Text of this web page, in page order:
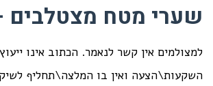
שערי מטח מצטלבים
למצולמים אין קשר לנאמר. הכתוב אינו
השקעות\הצעה ואין בו המלצה\תחליף